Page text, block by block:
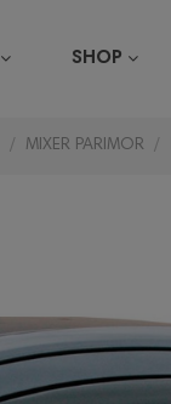
SHOP
MIXER PARIMOR